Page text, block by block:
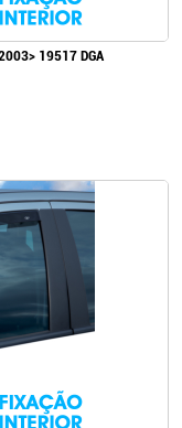
19517 DGA